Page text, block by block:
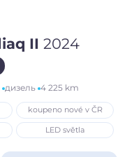
II 2024
дизель 4 225 km
koupeno nové v ČR
LED světla